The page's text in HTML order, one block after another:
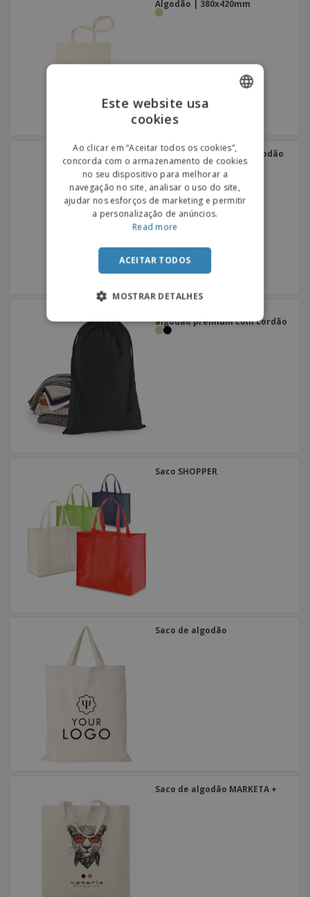
Algodão | 380x420mm
Saco de Alças PERU | Algodão
180g | 380x420mm
algodão premium com cordão
Saco SHOPPER
Saco de algodão
Saco de algodão MARKETA +
SPANISH
Este website usa
cookies
Ao clicar em “Aceitar todos os cookies”,
concorda com o armazenamento de cookies
no seu dispositivo para melhorar a
navegação no site, analisar o uso do site,
ajudar nos esforços de marketing e permitir
a personalização de anúncios.
Read more
ACEITAR TODOS
MOSTRAR DETALHES